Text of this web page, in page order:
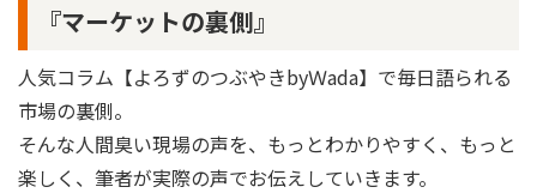
『マーケットの裏側』
人気コラム【よろずのつぶやきbyＷada】で毎日語られる
市場の裏側。
そんな人間臭い現場の声を、もっとわかりやすく、もっと
楽しく、筆者が実際の声でお伝えしていきます。